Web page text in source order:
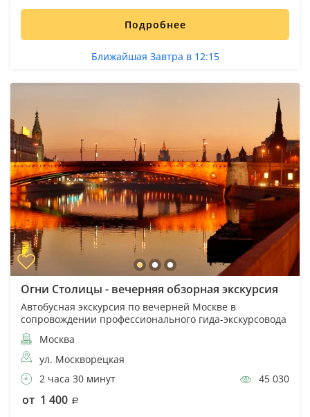
Подробнее
Ближайшая Завтра в 12:15
Огни Столицы - вечерняя обзорная экскурсия
Автобусная экскурсия по вечерней Москве в
сопровождении профессионального гида-экскурсовода
Москва
ул. Москворецкая
2 часа 30 минут
45 030
от 1 400